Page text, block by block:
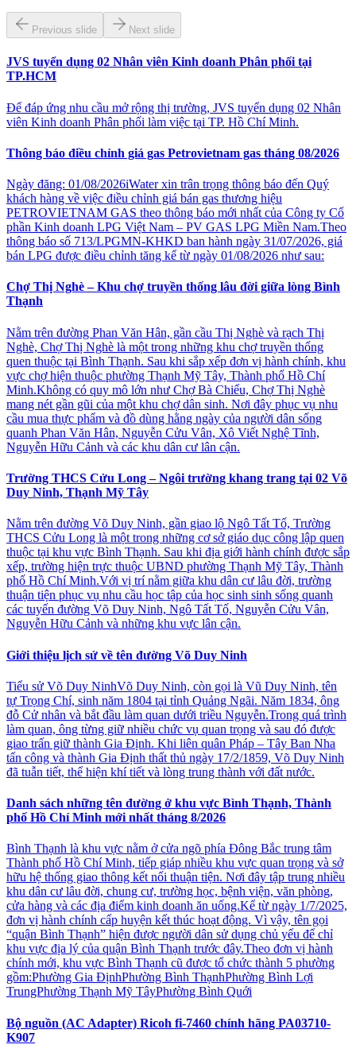
Previous slide Next slide
JVS tuyển dụng 02 Nhân viên Kinh doanh Phân phối tại
TP.HCM
Để đáp ứng nhu cầu mở rộng thị trường, JVS tuyển dụng 02 Nhân
viên Kinh doanh Phân phối làm việc tại TP. Hồ Chí Minh.
Thông báo điều chỉnh giá gas Petrovietnam gas tháng 08/2026
Ngày đăng: 01/08/2026iWater xin trân trọng thông báo đến Quý
khách hàng về việc điều chỉnh giá bán gas thương hiệu
PETROVIETNAM GAS theo thông báo mới nhất của Công ty Cổ
phần Kinh doanh LPG Việt Nam – PV GAS LPG Miền Nam.Theo
thông báo số 713/LPGMN-KHKD ban hành ngày 31/07/2026, giá
bán LPG được điều chỉnh tăng kể từ ngày 01/08/2026 như sau:
Chợ Thị Nghè – Khu chợ truyền thống lâu đời giữa lòng Bình
Thạnh
Nằm trên đường Phan Văn Hân, gần cầu Thị Nghè và rạch Thị
Nghè, Chợ Thị Nghè là một trong những khu chợ truyền thống
quen thuộc tại Bình Thạnh. Sau khi sắp xếp đơn vị hành chính, khu
vực chợ hiện thuộc phường Thạnh Mỹ Tây, Thành phố Hồ Chí
Minh.Không có quy mô lớn như Chợ Bà Chiểu, Chợ Thị Nghè
mang nét gần gũi của một khu chợ dân sinh. Nơi đây phục vụ nhu
cầu mua thực phẩm và đồ dùng hằng ngày của người dân sống
quanh Phan Văn Hân, Nguyễn Cửu Vân, Xô Viết Nghệ Tĩnh,
Nguyễn Hữu Cảnh và các khu dân cư lân cận.
Trường THCS Cửu Long – Ngôi trường khang trang tại 02 Võ
Duy Ninh, Thạnh Mỹ Tây
Nằm trên đường Võ Duy Ninh, gần giao lộ Ngô Tất Tố, Trường
THCS Cửu Long là một trong những cơ sở giáo dục công lập quen
thuộc tại khu vực Bình Thạnh. Sau khi địa giới hành chính được sắp
xếp, trường hiện trực thuộc UBND phường Thạnh Mỹ Tây, Thành
phố Hồ Chí Minh.Với vị trí nằm giữa khu dân cư lâu đời, trường
thuận tiện phục vụ nhu cầu học tập của học sinh sinh sống quanh
các tuyến đường Võ Duy Ninh, Ngô Tất Tố, Nguyễn Cửu Vân,
Nguyễn Hữu Cảnh và những khu vực lân cận.
Giới thiệu lịch sử về tên đường Võ Duy Ninh
Tiểu sử Võ Duy NinhVõ Duy Ninh, còn gọi là Vũ Duy Ninh, tên
tự Trọng Chí, sinh năm 1804 tại tỉnh Quảng Ngãi. Năm 1834, ông
đỗ Cử nhân và bắt đầu làm quan dưới triều Nguyễn.Trong quá trình
làm quan, ông từng giữ nhiều chức vụ quan trọng và sau đó được
giao trấn giữ thành Gia Định. Khi liên quân Pháp – Tây Ban Nha
tấn công và thành Gia Định thất thủ ngày 17/2/1859, Võ Duy Ninh
đã tuẫn tiết, thể hiện khí tiết và lòng trung thành với đất nước.
Danh sách những tên đường ở khu vực Bình Thạnh, Thành
phố Hồ Chí Minh mới nhất tháng 8/2026
Bình Thạnh là khu vực nằm ở cửa ngõ phía Đông Bắc trung tâm
Thành phố Hồ Chí Minh, tiếp giáp nhiều khu vực quan trọng và sở
hữu hệ thống giao thông kết nối thuận tiện. Nơi đây tập trung nhiều
khu dân cư lâu đời, chung cư, trường học, bệnh viện, văn phòng,
cửa hàng và các địa điểm kinh doanh ăn uống.Kể từ ngày 1/7/2025,
đơn vị hành chính cấp huyện kết thúc hoạt động. Vì vậy, tên gọi
“quận Bình Thạnh” hiện được người dân sử dụng chủ yếu để chỉ
khu vực địa lý của quận Bình Thạnh trước đây.Theo đơn vị hành
chính mới, khu vực Bình Thạnh cũ được tổ chức thành 5 phường
gồm:Phường Gia ĐịnhPhường Bình ThạnhPhường Bình Lợi
TrungPhường Thạnh Mỹ TâyPhường Bình Quới
Bộ nguồn (AC Adapter) Ricoh fi-7460 chính hãng PA03710-
K907